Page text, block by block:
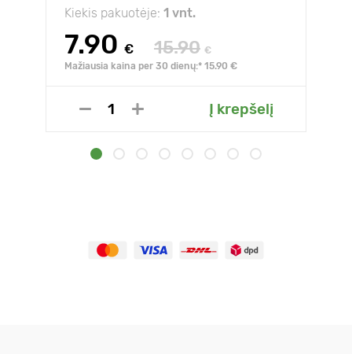
Kiekis pakuotėje: 1 vnt.
7.90 € 15.90 €
Mažiausia kaina per 30 dienų:* 15.90 €
Į krepšelį